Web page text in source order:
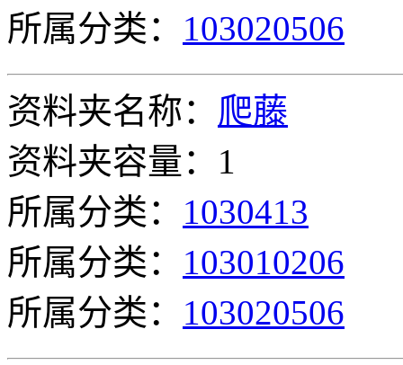
所属分类： 103020506
资料夹名称： 爬藤
资料夹容量：1
所属分类： 1030413
所属分类： 103010206
所属分类： 103020506